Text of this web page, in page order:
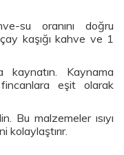
su oranını doğru
kaşığı kahve ve 1
Kaynama
fincanlara eşit olarak
Bu malzemeler ısıyı
kolaylaştırır.